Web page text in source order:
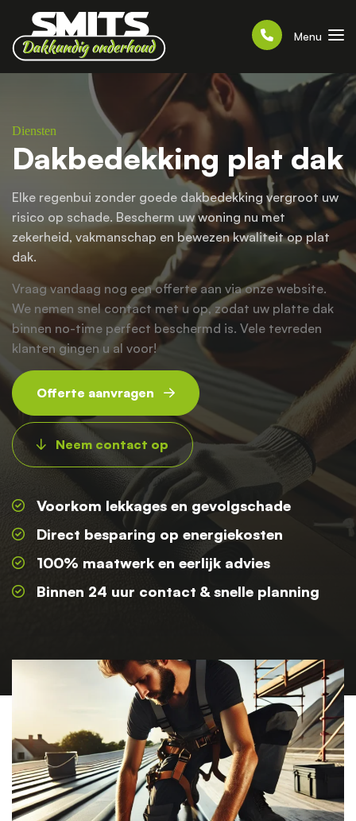
Menu
Diensten
Dakbedekking plat dak
Elke regenbui zonder goede dakbedekking vergroot uw
risico op schade. Bescherm uw woning nu met
zekerheid, vakmanschap en bewezen kwaliteit op plat
dak.
Vraag vandaag nog een offerte aan via onze website.
We nemen snel contact met u op, zodat uw platte dak
binnen no-time perfect beschermd is. Vele tevreden
klanten gingen u al voor!
Offerte aanvragen
Neem contact op
Voorkom lekkages en gevolgschade
Direct besparing op energiekosten
100% maatwerk en eerlijk advies
Binnen 24 uur contact & snelle planning